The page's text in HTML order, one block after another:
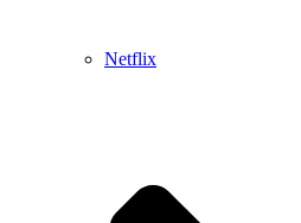
Netflix